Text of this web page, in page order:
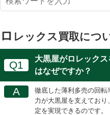
ロ レックス買取につ
Q1
大黒屋がロレック
はなぜですか？
A
徹底した薄利多売の回
力が大黒屋を支えてお
定を実現できるのです。